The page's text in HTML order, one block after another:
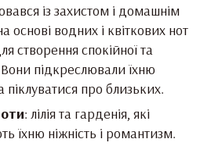
із захистом і домашнім
водних і квіткових нот
створення спокійної та
підкреслювали їхню
піклуватися про близьких.
: лілія та гарденія, які
їхню ніжність і романтизм.